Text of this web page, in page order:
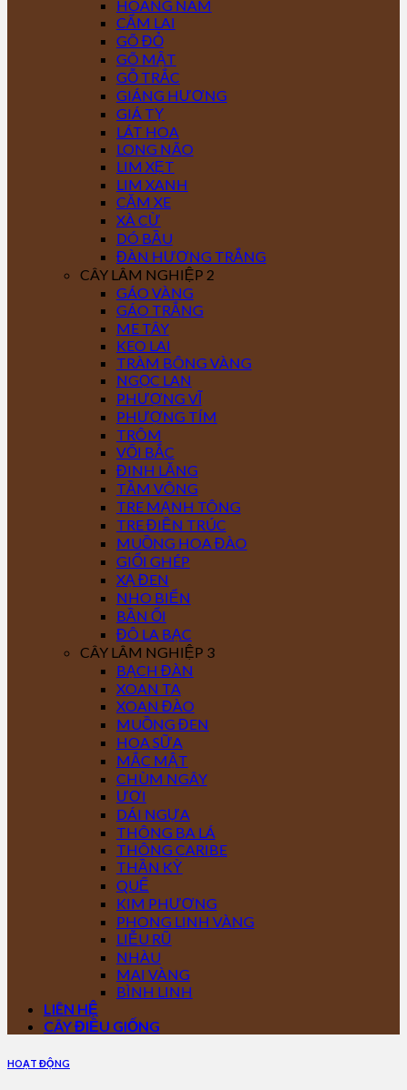
HOÀNG NAM
CẨM LAI
GÕ ĐỎ
GÕ MẬT
GỖ TRẮC
GIÁNG HƯƠNG
GIÁ TỴ
LÁT HOA
LONG NÃO
LIM XẸT
LIM XANH
CĂM XE
XÀ CỪ
DÓ BẦU
ĐÀN HƯƠNG TRẮNG
CÂY LÂM NGHIỆP 2
GÁO VÀNG
GÁO TRẮNG
ME TÂY
KEO LAI
TRÀM BÔNG VÀNG
NGỌC LAN
PHƯỢNG VĨ
PHƯỢNG TÍM
TRÔM
VỐI BẮC
ĐINH LĂNG
TẦM VÔNG
TRE MẠNH TÔNG
TRE ĐIỀN TRÚC
MUỒNG HOA ĐÀO
GIỔI GHÉP
XẠ ĐEN
NHO BIỂN
BẦN ỔI
ĐÔ LA BẠC
CÂY LÂM NGHIỆP 3
BẠCH ĐÀN
XOAN TA
XOAN ĐÀO
MUỒNG ĐEN
HOA SỮA
MẮC MẬT
CHÙM NGÂY
ƯƠI
DÁI NGỰA
THÔNG BA LÁ
THÔNG CARIBE
THẦN KỲ
QUẾ
KIM PHƯỢNG
PHONG LINH VÀNG
LIỄU RŨ
NHÀU
MAI VÀNG
BÌNH LINH
LIÊN HỆ
CÂY ĐIỀU GIỐNG
HOẠT ĐỘNG